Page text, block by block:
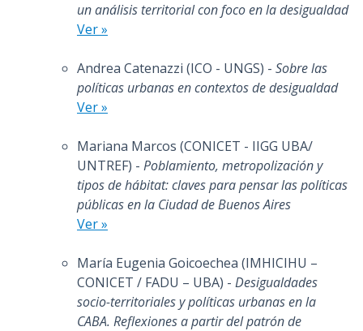
un análisis territorial con foco en la desigualdad
Ver »
Andrea Catenazzi (ICO - UNGS) - Sobre las
políticas urbanas en contextos de desigualdad
Ver »
Mariana Marcos (CONICET - IIGG UBA/
UNTREF) - Poblamiento, metropolización y
tipos de hábitat: claves para pensar las políticas
públicas en la Ciudad de Buenos Aires
Ver »
María Eugenia Goicoechea (IMHICIHU –
CONICET / FADU – UBA) - Desigualdades
socio-territoriales y políticas urbanas en la
CABA. Reflexiones a partir del patrón de